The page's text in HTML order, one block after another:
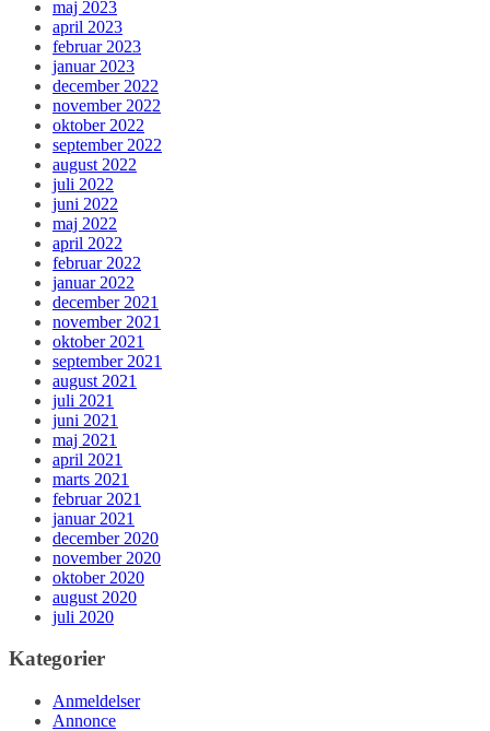
maj 2023
april 2023
februar 2023
januar 2023
december 2022
november 2022
oktober 2022
september 2022
august 2022
juli 2022
juni 2022
maj 2022
april 2022
februar 2022
januar 2022
december 2021
november 2021
oktober 2021
september 2021
august 2021
juli 2021
juni 2021
maj 2021
april 2021
marts 2021
februar 2021
januar 2021
december 2020
november 2020
oktober 2020
august 2020
juli 2020
Kategorier
Anmeldelser
Annonce